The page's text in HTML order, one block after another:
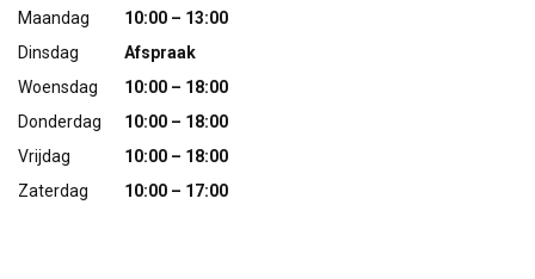
Maandag
10:00 – 13:00
Dinsdag
Afspraak
Woensdag
10:00 – 18:00
Donderdag
10:00 – 18:00
Vrijdag
10:00 – 18:00
Zaterdag
10:00 – 17:00